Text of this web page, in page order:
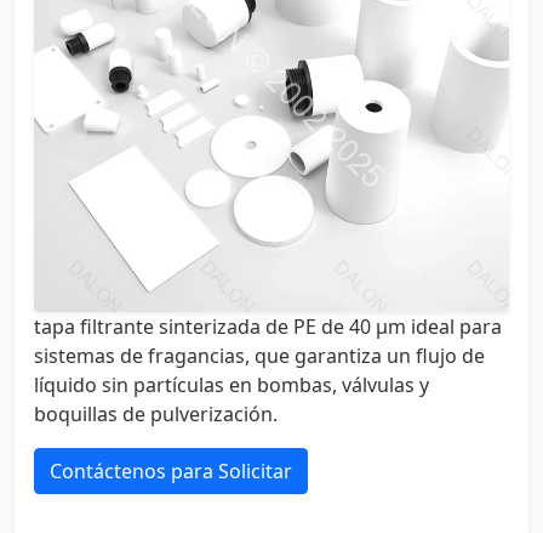
tapa filtrante sinterizada de PE de 40 µm ideal para
sistemas de fragancias, que garantiza un flujo de
líquido sin partículas en bombas, válvulas y
boquillas de pulverización.
Contáctenos para Solicitar